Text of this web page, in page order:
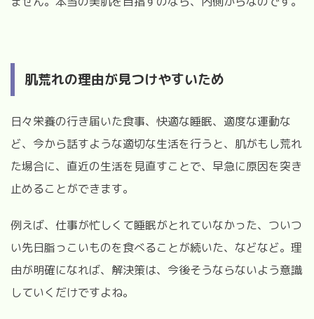
肌荒れの理由が見つけやすいため
日々栄養の行き届いた食事、快適な睡眠、適度な運動な
ど、今から話すような適切な生活を行うと、肌がもし荒れ
た場合に、直近の生活を見直すことで、早急に原因を突き
止めることができます。
例えば、仕事が忙しくて睡眠がとれていなかった、ついつ
い先日脂っこいものを食べることが続いた、などなど。理
由が明確になれば、解決策は、今後そうならないよう意識
していくだけですよね。